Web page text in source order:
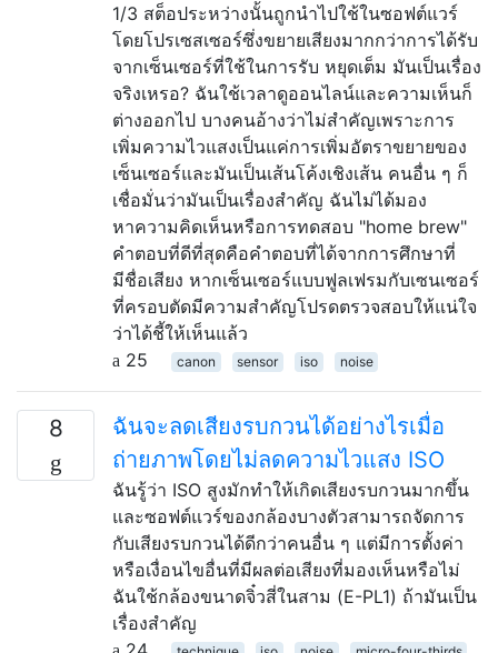
1/3 สต็อประหว่างนั้นถูกนำไปใช้ในซอฟต์แวร์
โดยโปรเซสเซอร์ซึ่งขยายเสียงมากกว่าการได้รับ
จากเซ็นเซอร์ที่ใช้ในการรับ หยุดเต็ม มันเป็นเรื่อง
จริงเหรอ? ฉันใช้เวลาดูออนไลน์และความเห็นก็
ต่างออกไป บางคนอ้างว่าไม่สำคัญเพราะการ
เพิ่มความไวแสงเป็นแค่การเพิ่มอัตราขยายของ
เซ็นเซอร์และมันเป็นเส้นโค้งเชิงเส้น คนอื่น ๆ ก็
เชื่อมั่นว่ามันเป็นเรื่องสำคัญ ฉันไม่ได้มอง
หาความคิดเห็นหรือการทดสอบ "home brew"
คำตอบที่ดีที่สุดคือคำตอบที่ได้จากการศึกษาที่
มีชื่อเสียง หากเซ็นเซอร์แบบฟูลเฟรมกับเซนเซอร์
ที่ครอบตัดมีความสำคัญโปรดตรวจสอบให้แน่ใจ
ว่าได้ชี้ให้เห็นแล้ว
25
canon sensor iso noise
8
ฉันจะลดเสียงรบกวนได้อย่างไรเมื่อ
ถ่ายภาพโดยไม่ลดความไวแสง ISO
ฉันรู้ว่า ISO สูงมักทำให้เกิดเสียงรบกวนมากขึ้น
และซอฟต์แวร์ของกล้องบางตัวสามารถจัดการ
กับเสียงรบกวนได้ดีกว่าคนอื่น ๆ แต่มีการตั้งค่า
หรือเงื่อนไขอื่นที่มีผลต่อเสียงที่มองเห็นหรือไม่
ฉันใช้กล้องขนาดจิ๋วสี่ในสาม (E-PL1) ถ้ามันเป็น
เรื่องสำคัญ